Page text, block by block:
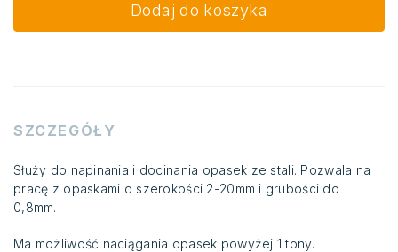
Dodaj do koszyka
SZCZEGÓŁY
Służy do napinania i docinania opasek ze stali. Pozwala na
pracę z opaskami o szerokości 2-20mm i grubości do
0,8mm.
Ma możliwość naciągania opasek powyżej 1 tony.